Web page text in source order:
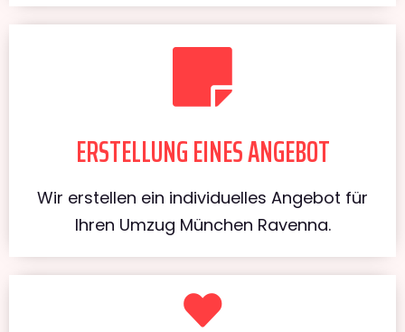
ERSTELLUNG EINES ANGEBOT
Wir erstellen ein individuelles Angebot für
Ihren Umzug München Ravenna.